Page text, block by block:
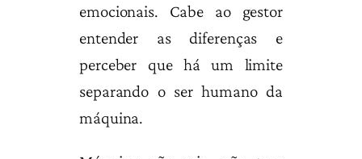
emocionais. Cabe ao gestor
entender as diferenças e
perceber que há um limite
separando o ser humano da
máquina.